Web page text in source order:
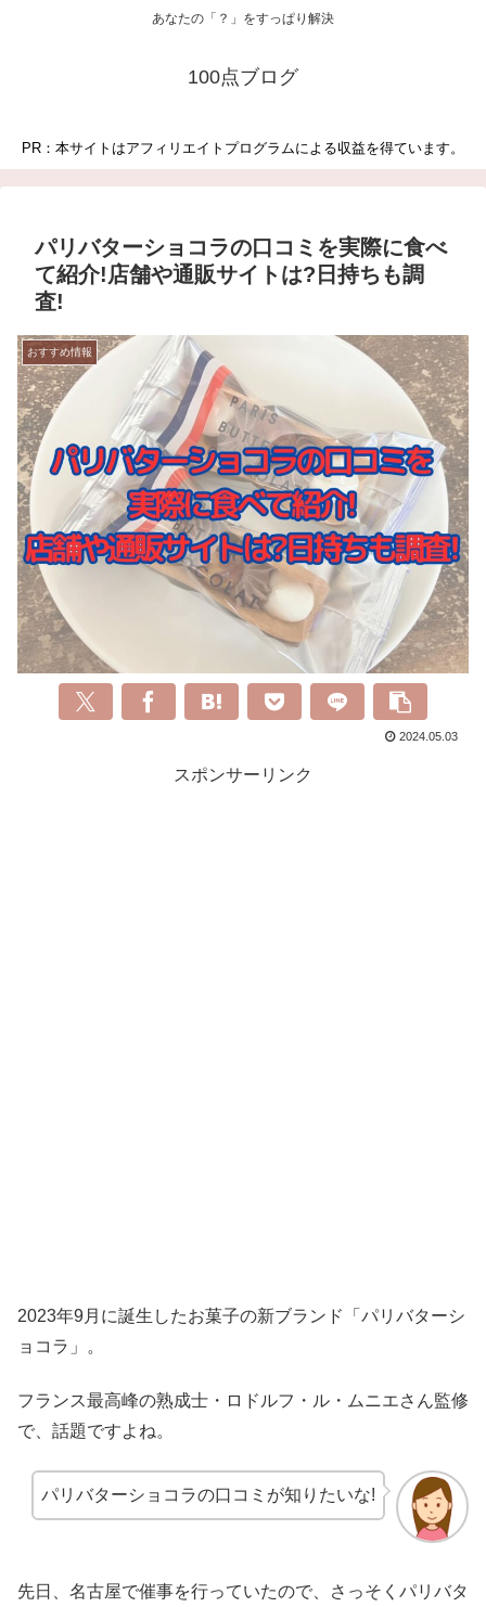
あなたの「？」をすっぱり解決
100点ブログ
PR：本サイトはアフィリエイトプログラムによる収益を得ています。
パリバターショコラの口コミを実際に食べ
て紹介!店舗や通販サイトは?日持ちも調
査!
おすすめ情報
2024.05.03
スポンサーリンク
2023年9月に誕生したお菓子の新ブランド「パリバターシ
ョコラ」。
フランス最高峰の熟成士・ロドルフ・ル・ムニエさん監修
で、話題ですよね。
パリバターショコラの口コミが知りたいな!
先日、名古屋で催事を行っていたので、さっそくパリバタ